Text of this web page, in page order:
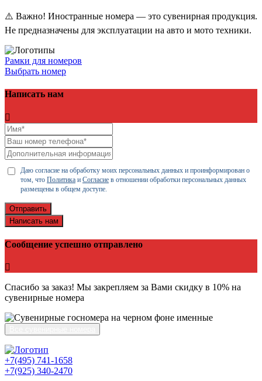
⚠️ Важно! Иностранные номера — это сувенирная продукция.
Не предназначены для эксплуатации на авто и мото техники.
Рамки для номеров
Выбрать номер
Написать нам
Даю согласие на обработку моих персональных данных и проинформирован о
том, что Политика и Согласие в отношении обработки персональных данных
размещены в общем доступе.
Отправить
Написать нам
Сообщение успешно отправлено
Спасибо за заказ! Мы закрепляем за Вами скидку в 10% на
сувенирные номера
+7(495) 741-1658
+7(925) 340-2470